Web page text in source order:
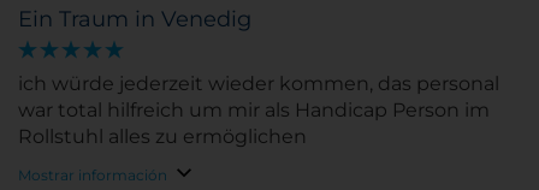
Ein Traum in Venedig
ich würde jederzeit wieder kommen, das personal
war total hilfreich um mir als Handicap Person im
Rollstuhl alles zu ermöglichen
Mostrar información